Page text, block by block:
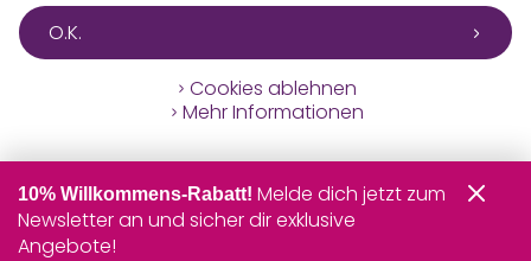
O.K.
Cookies ablehnen
Mehr Informationen
10% Willkommens-Rabatt! Melde dich jetzt zum
Newsletter an und sicher dir exklusive
Angebote!